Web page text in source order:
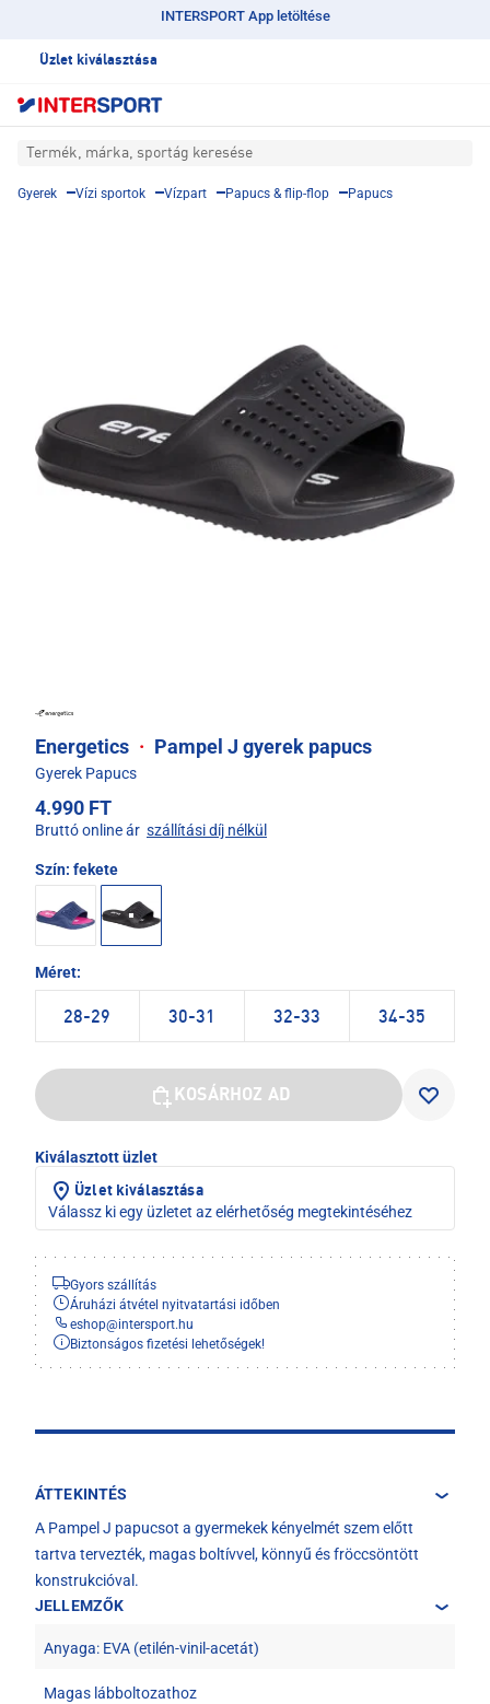
INTERSPORT App letöltése
Üzlet kiválasztása
Termék, márka, sportág keresése
Gyerek Vízi sportok Vízpart Papucs & flip-flop Papucs
Energetics · Pampel J gyerek papucs
Gyerek Papucs
4.990 FT
Bruttó online ár szállítási díj nélkül
Szín: fekete
Méret:
28-29 30-31 32-33 34-35
KOSÁRHOZ AD
Kiválasztott üzlet
Üzlet kiválasztása
Válassz ki egy üzletet az elérhetőség megtekintéséhez
Gyors szállítás
Áruházi átvétel nyitvatartási időben
eshop@intersport.hu
Biztonságos fizetési lehetőségek!
ÁTTEKINTÉS
A Pampel J papucsot a gyermekek kényelmét szem előtt
tartva tervezték, magas boltívvel, könnyű és fröccsöntött
konstrukcióval.
JELLEMZŐK
Anyaga: EVA (etilén-vinil-acetát)
Magas lábboltozathoz